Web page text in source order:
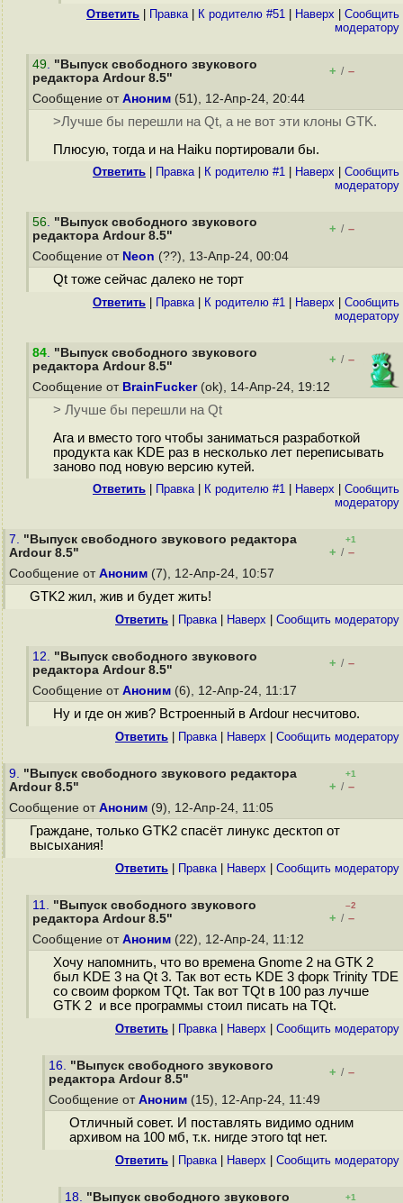
Ответить Правка| К родителю #51 Наверх
Cообщить
модератору
49. "Выпуск свободного звукового
редактора Ardour 8.5"
+ / –
Сообщение от Аноним (51), 12-Апр-24, 20:44
>Лучше бы перешли на Qt, а не вот эти клоны GTK.
Плюсую, тогда и на Haiku портировали бы.
Ответить Правка| К родителю #1 Наверх
Cообщить
модератору
56. "Выпуск свободного звукового
редактора Ardour 8.5"
+ / –
Сообщение от Neon (??), 13-Апр-24, 00:04
Qt тоже сейчас далеко не торт
Ответить Правка| К родителю #1 Наверх
Cообщить
модератору
84. "Выпуск свободного звукового
редактора Ardour 8.5"
+ / –
Сообщение от BrainFucker(ok), 14-Апр-24, 19:12
> Лучше бы перешли на Qt
Ага и вместо того чтобы заниматься разработкой
продукта как KDE раз в несколько лет переписывать
заново под новую версию кутей.
Ответить Правка| К родителю #1 Наверх
Cообщить
модератору
7. "Выпуск свободного звукового редактора
Ardour 8.5"
+1
+ / –
Сообщение от Аноним (7), 12-Апр-24, 10:57
GTK2 жил, жив и будет жить!
Ответить Правка| Наверх Cообщить модератору
12. "Выпуск свободного звукового
редактора Ardour 8.5"
+ / –
Сообщение от Аноним (6), 12-Апр-24, 11:17
Ну и где он жив? Встроенный в Ardour несчитово.
Ответить Правка| Наверх Cообщить модератору
9. "Выпуск свободного звукового редактора
Ardour 8.5"
+1
+ / –
Сообщение от Аноним (9), 12-Апр-24, 11:05
Граждане, только GTK2 спасёт линукс десктоп от
высыхания!
Ответить Правка| Наверх Cообщить модератору
11. "Выпуск свободного звукового
редактора Ardour 8.5"
–2
+ / –
Сообщение от Аноним (22), 12-Апр-24, 11:12
Хочу напомнить, что во времена Gnome 2 на GTK 2
был KDE 3 на Qt 3. Так вот есть KDE 3 форк Trinity TDE
со своим форком TQt. Так вот TQt в 100 раз лучше
GTK 2 и все программы стоил писать на TQt.
Ответить Правка| Наверх Cообщить модератору
16. "Выпуск свободного звукового
редактора Ardour 8.5"
+ / –
Сообщение от Аноним (15), 12-Апр-24, 11:49
Отличный совет. И поставлять видимо одним
архивом на 100 мб, т.к. нигде этого tqt нет.
Ответить Правка| Наверх Cообщить модератору
18. "Выпуск свободного звукового +1